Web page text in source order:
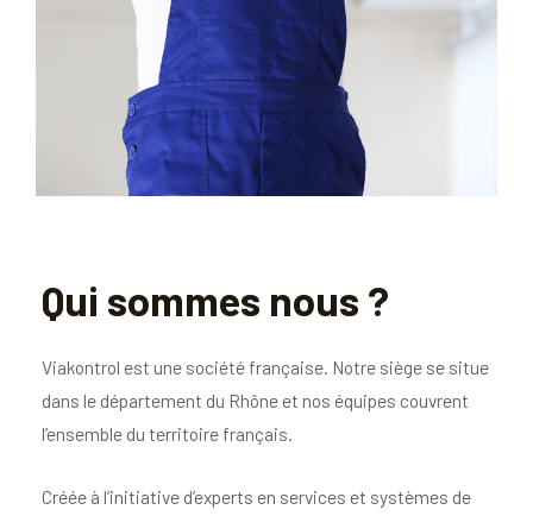
Qui sommes nous ?
Viakontrol est une société française. Notre siège se situe
dans le département du Rhône et nos équipes couvrent
l’ensemble du territoire français.
Créée à l’initiative d’experts en services et systèmes de